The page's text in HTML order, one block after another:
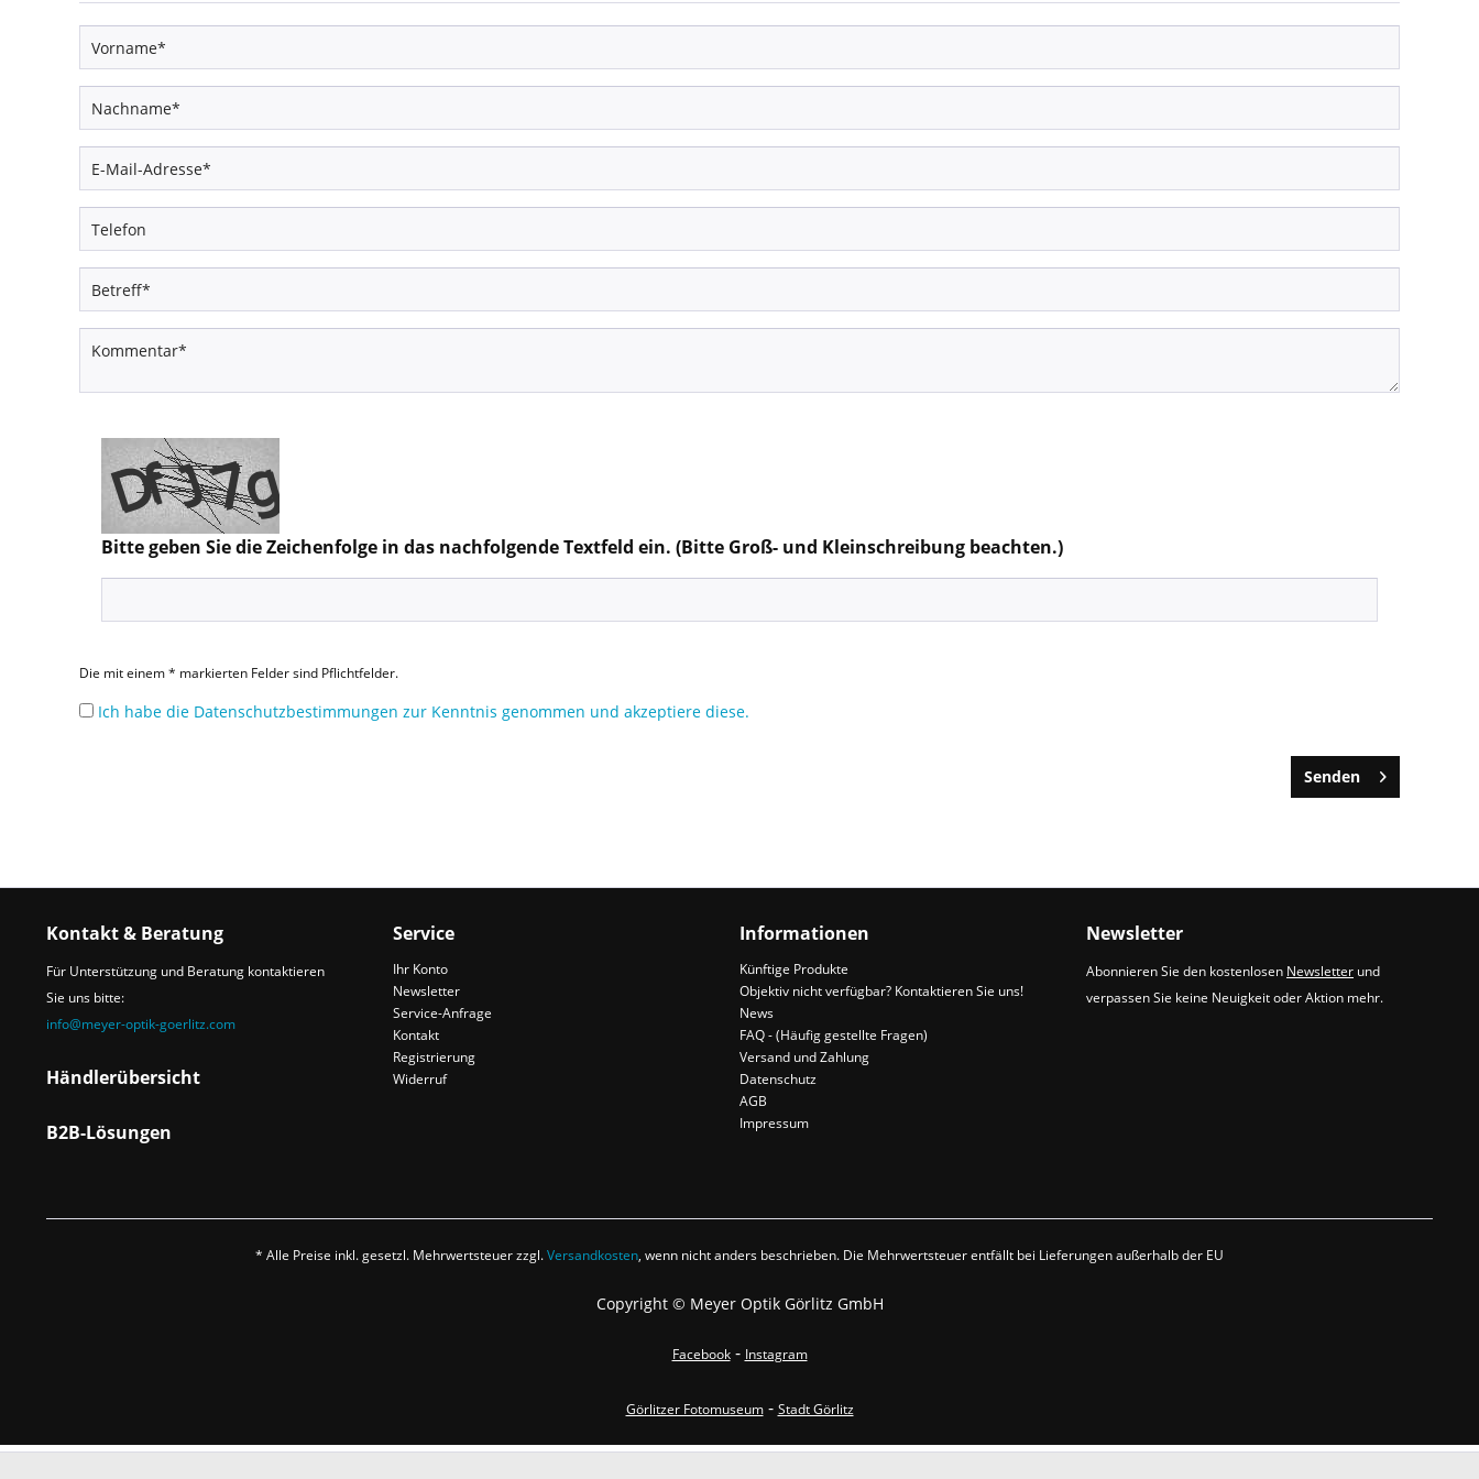
Bitte geben Sie die Zeichenfolge in das nachfolgende Textfeld ein. (Bitte Groß- und Kleinschreibung beachten.)
Die mit einem * markierten Felder sind Pflichtfelder.
Ich habe die Datenschutzbestimmungen zur Kenntnis genommen und akzeptiere diese.
Senden
Kontakt & Beratung
Für Unterstützung und Beratung kontaktieren
Sie uns bitte:
info@meyer-optik-goerlitz.com
Händlerübersicht
B2B-Lösungen
Service
Ihr Konto
Newsletter
Service-Anfrage
Kontakt
Registrierung
Widerruf
Informationen
Künftige Produkte
Objektiv nicht verfügbar? Kontaktieren Sie uns!
News
FAQ - (Häufig gestellte Fragen)
Versand und Zahlung
Datenschutz
AGB
Impressum
Newsletter
Abonnieren Sie den kostenlosen Newsletter und
verpassen Sie keine Neuigkeit oder Aktion mehr.
* Alle Preise inkl. gesetzl. Mehrwertsteuer zzgl.Versandkosten, wenn nicht anders beschrieben. Die Mehrwertsteuer entfällt bei Lieferungen außerhalb der EU
Copyright © Meyer Optik Görlitz GmbH
Facebook- Instagram
Görlitzer Fotomuseum- Stadt Görlitz